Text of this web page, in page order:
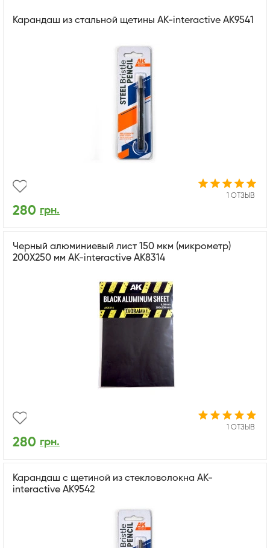
Карандаш из стальной щетины AK-interactive AK9541
1 ОТЗЫВ
280 грн.
Черный алюминиевый лист 150 мкм (микрометр)
200X250 мм AK-interactive AK8314
1 ОТЗЫВ
280 грн.
Карандаш с щетиной из стекловолокна AK-
interactive AK9542